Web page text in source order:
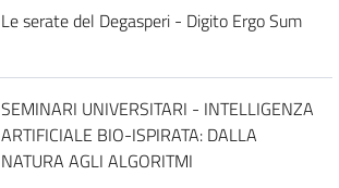
Le serate del Degasperi - Digito Ergo Sum
SEMINARI UNIVERSITARI - INTELLIGENZA
ARTIFICIALE BIO-ISPIRATA: DALLA
NATURA AGLI ALGORITMI